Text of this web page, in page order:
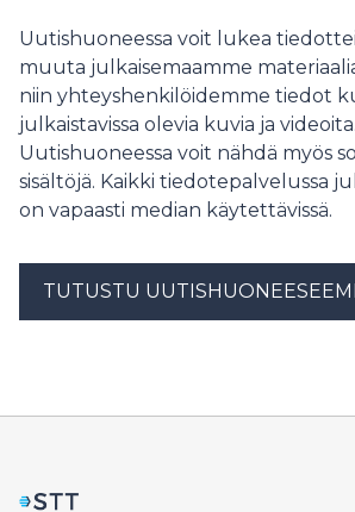
Uutishuoneessa voit lukea
muuta julkaisemaamme
niin yhteyshenkilöidemme tiedot
julkaistavissa olevia kuvia ja videoita.
Uutishuoneessa voit nähdä myös
sisältöjä. Kaikki tiedotepalvelussa
on vapaasti median käytettävissä.
TUTUSTU